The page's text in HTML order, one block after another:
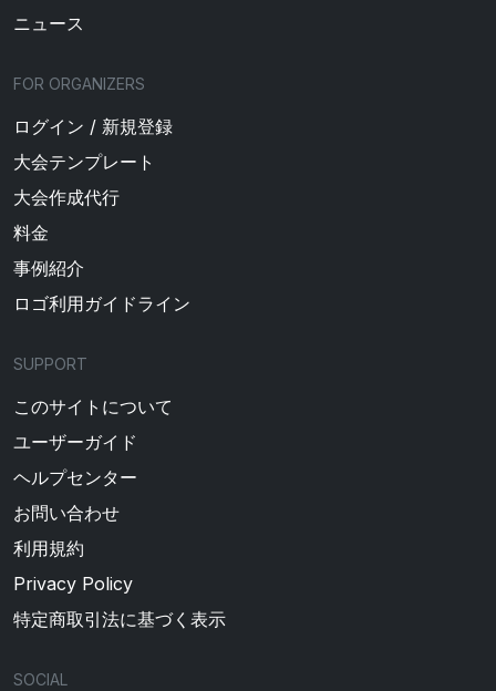
ニュース
FOR ORGANIZERS
ログイン / 新規登録
大会テンプレート
大会作成代行
料金
事例紹介
ロゴ利用ガイドライン
SUPPORT
このサイトについて
ユーザーガイド
ヘルプセンター
お問い合わせ
利用規約
Privacy Policy
特定商取引法に基づく表示
SOCIAL